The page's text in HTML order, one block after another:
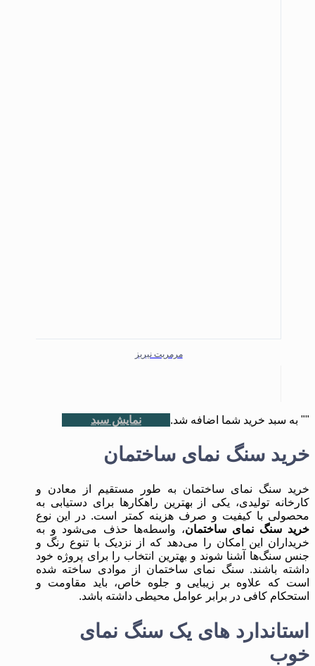
مرمریت نیریز
"" به سبد خرید شما اضافه شد. نمایش سبد
خرید سنگ نمای ساختمان
خرید سنگ نمای ساختمان به طور مستقیم از معادن و
کارخانه تولیدی، یکی از بهترین راهکارها برای دستیابی به
محصولی با کیفیت و صرف هزینه کمتر است. در این نوع
خرید سنگ نمای ساختمان، واسطه‌ها حذف می‌شود و به
خریداران این امکان را می‌دهد که از نزدیک با تنوع رنگ و
جنس سنگ‌ها آشنا شوند و بهترین انتخاب را برای پروژه خود
داشته باشند. سنگ نمای ساختمان از موادی ساخته شده
است که علاوه بر زیبایی و جلوه خاص، باید مقاومت و
استحکام کافی در برابر عوامل محیطی داشته باشد.
استاندارد های یک سنگ نمای
خوب